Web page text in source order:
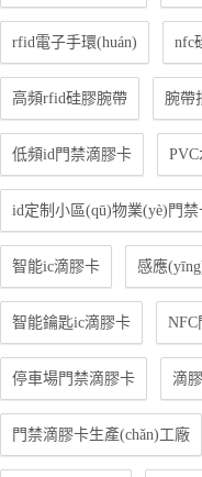
rfid電子手環(huán) nfc
高頻rfid硅膠腕帶 腕帶
低頻id門禁滴膠卡
id定制小區(qū)物業(yè)門禁
智能ic滴膠卡 感應
智能鑰匙ic滴膠卡 NFC
停車場門禁滴膠卡 滴
門禁滴膠卡生產(chǎn)工廠